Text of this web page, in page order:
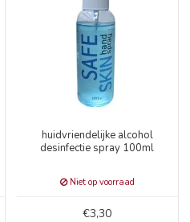
huidvriendelijke alcohol
desinfectie spray 100ml
Niet op voorraad
€3,30